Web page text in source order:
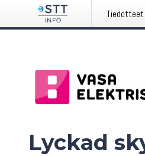
Tiedotteet
Lyckad